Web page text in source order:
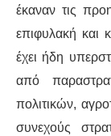
έκαναν τις
επιφυλακή και
έχει ήδη
από
πολιτικών, αγρ
συνεχούς